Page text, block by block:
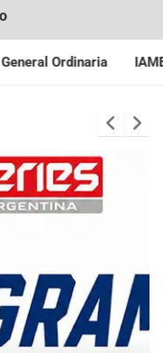
ARGENTINA: